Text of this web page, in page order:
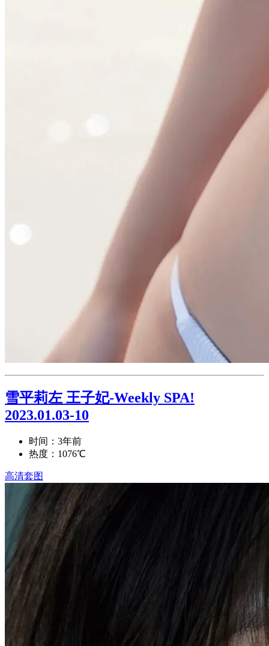
雪平莉左 王子妃-Weekly SPA!
2023.01.03-10
时间：3年前
热度：1076℃
高清套图